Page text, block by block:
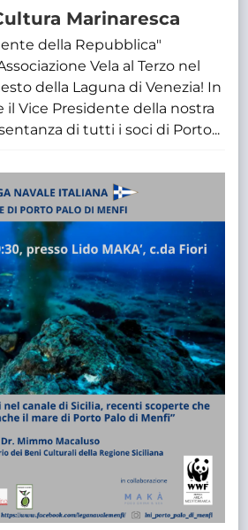
Marinaresca
della Repubblica"
Vela al Terzo nel
della Laguna di Venezia! In
Vice Presidente della nostra
di tutti i soci di Porto...